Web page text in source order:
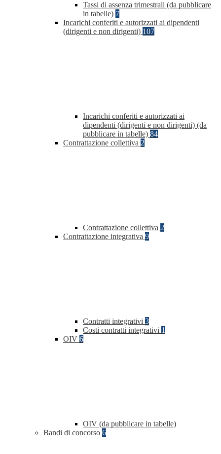
Tassi di assenza trimestrali (da pubblicare
in tabelle) 7
Incarichi conferiti e autorizzati ai dipendenti
(dirigenti e non dirigenti) 107
Incarichi conferiti e autorizzati ai
dipendenti (dirigenti e non dirigenti) (da
pubblicare in tabelle) 84
Contrattazione collettiva 2
Contrattazione collettiva 2
Contrattazione integrativa 9
Contratti integrativi 3
Costi contratti integrativi 1
OIV 6
OIV (da pubblicare in tabelle)
Bandi di concorso 6